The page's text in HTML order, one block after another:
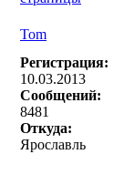
Tom
Регистрация:
10.03.2013
Сообщений:
8481
Откуда:
Ярославль